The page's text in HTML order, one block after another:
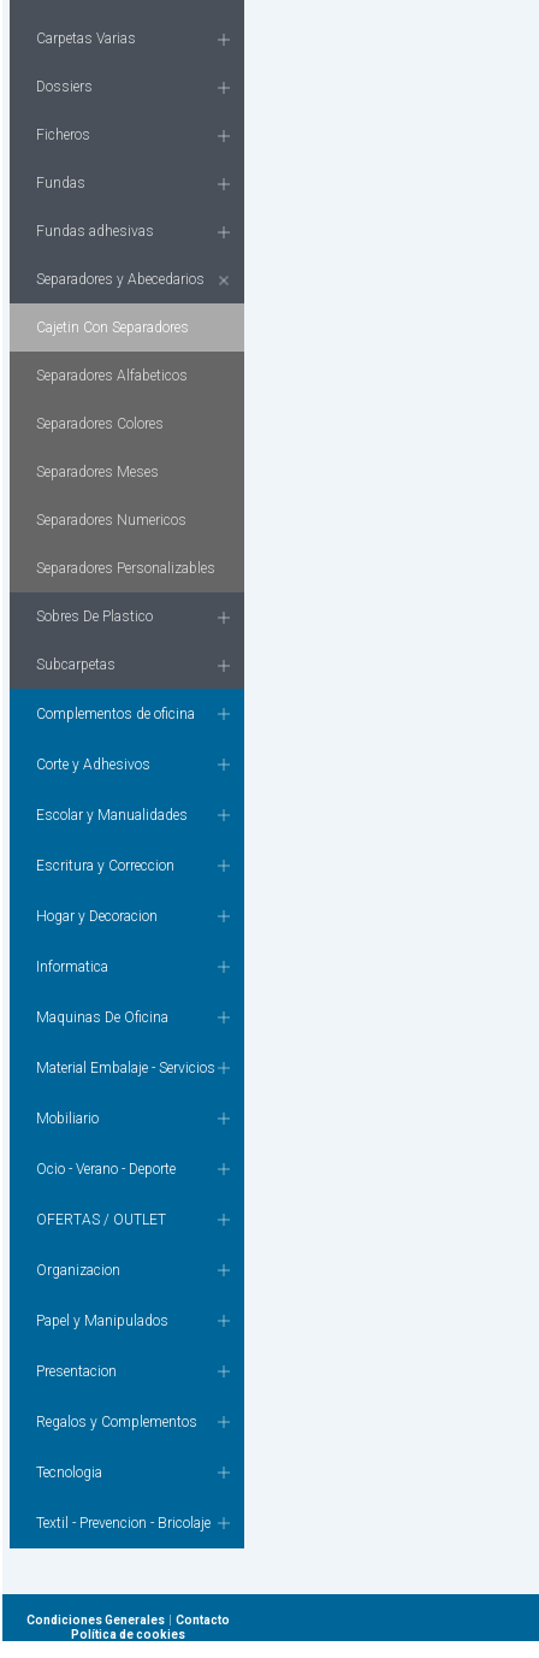
Carpetas Varias
Dossiers
Ficheros
Fundas
Fundas adhesivas
Separadores y Abecedarios
Cajetin Con Separadores
Separadores Alfabeticos
Separadores Colores
Separadores Meses
Separadores Numericos
Separadores Personalizables
Sobres De Plastico
Subcarpetas
Complementos de oficina
Corte y Adhesivos
Escolar y Manualidades
Escritura y Correccion
Hogar y Decoracion
Informatica
Maquinas De Oficina
Material Embalaje - Servicios
Mobiliario
Ocio - Verano - Deporte
OFERTAS / OUTLET
Organizacion
Papel y Manipulados
Presentacion
Regalos y Complementos
Tecnologia
Textil - Prevencion - Bricolaje
Condiciones Generales| Contacto
Política de cookies